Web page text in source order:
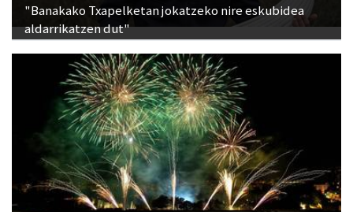
"Banakako Txapelketan jokatzeko nire eskubidea
aldarrikatzen dut"